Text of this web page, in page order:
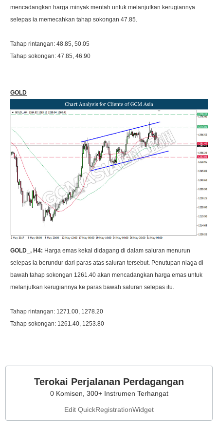
mencadangkan harga minyak mentah untuk melanjutkan kerugiannya
selepas ia memecahkan tahap sokongan 47.85.
Tahap rintangan: 48.85, 50.05
Tahap sokongan: 47.85, 46.90
GOLD
GOLD_, H4: Harga emas kekal didagang di dalam saluran menurun
selepas ia berundur dari paras atas saluran tersebut. Penutupan niaga di
bawah tahap sokongan 1261.40 akan mencadangkan harga emas untuk
melanjutkan kerugiannya ke paras bawah saluran selepas itu.
Tahap rintangan: 1271.00, 1278.20
Tahap sokongan: 1261.40, 1253.80
Terokai Perjalanan Perdagangan
0 Komisen, 300+ Instrumen Terhangat
Edit QuickRegistrationWidget